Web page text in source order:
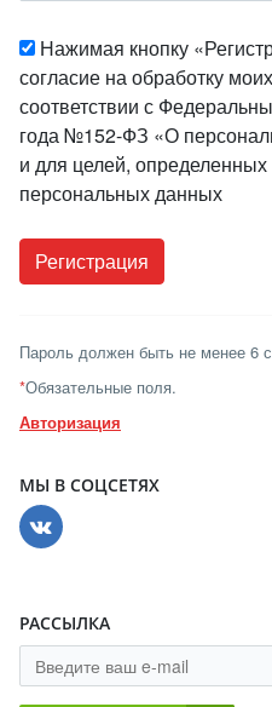
Нажимая кнопку
согласие на обработку
соответствии с
года №152-ФЗ «О
и для целей,
персональных данных
Пароль должен быть не менее 6
*Обязательные поля.
Авторизация
МЫ В СОЦСЕТЯХ
РАССЫЛКА